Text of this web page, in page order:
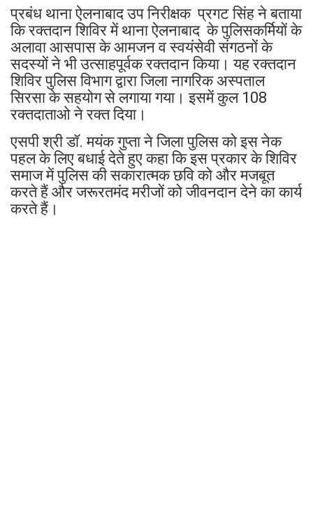
प्रबंध थाना ऐलनाबाद उप निरीक्षक प्रगट सिंह ने बताया
कि रक्तदान शिविर में थाना ऐलनाबाद के पुलिसकर्मियों के
अलावा आसपास के आमजन व स्वयंसेवी संगठनों के
सदस्यों ने भी उत्साहपूर्वक रक्तदान किया। यह रक्तदान
शिविर पुलिस विभाग द्वारा जिला नागरिक अस्पताल
सिरसा के सहयोग से लगाया गया। इसमें कुल 108
रक्तदाताओ ने रक्त दिया।
एसपी श्री डॉ. मयंक गुप्ता ने जिला पुलिस को इस नेक
पहल के लिए बधाई देते हुए कहा कि इस प्रकार के शिविर
समाज में पुलिस की सकारात्मक छवि को और मजबूत
करते हैं और जरूरतमंद मरीजों को जीवनदान देने का कार्य
करते हैं।